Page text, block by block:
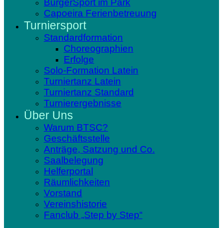
BürgerSport im Park
Capoeira Ferienbetreuung
Turniersport
Standardformation
Choreographien
Erfolge
Solo-Formation Latein
Turniertanz Latein
Turniertanz Standard
Turnierergebnisse
Über Uns
Warum BTSC?
Geschäftsstelle
Anträge, Satzung und Co.
Saalbelegung
Helferportal
Räumlichkeiten
Vorstand
Vereinshistorie
Fanclub „Step by Step“